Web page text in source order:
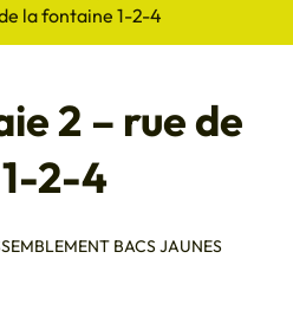
la fontaine 1-2-4
2 – rue de
2-4
BACS JAUNES